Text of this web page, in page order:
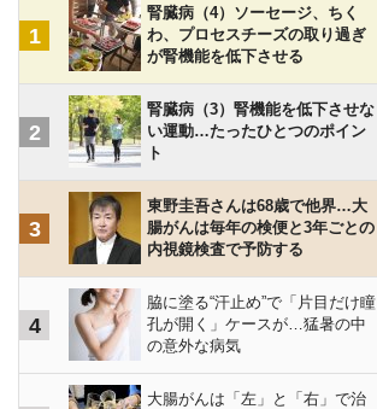
1
腎臓病（4）ソーセージ、ちく
わ、プロセスチーズの取り過ぎ
が腎機能を低下させる
2
腎臓病（3）腎機能を低下させな
い運動…たったひとつのポイン
ト
3
東野圭吾さんは68歳で他界…大
腸がんは毎年の検便と3年ごとの
内視鏡検査で予防する
4
脇に塗る“汗止め”で「片目だけ瞳
孔が開く」ケースが…猛暑の中
の意外な病気
大腸がんは「左」と「右」で治